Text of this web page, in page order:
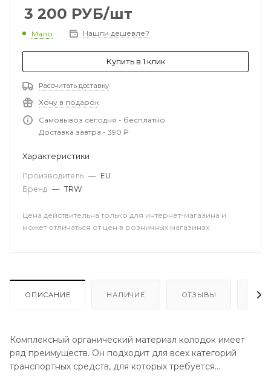
3 200 РУБ/шт
Мало Нашли дешевле?
Купить в 1 клик
Рассчитать доставку
Хочу в подарок
Самовывоз сегодня - бесплатно
Доставка завтра - 390 ₽
Характеристики
Производитель — EU
Бренд — TRW
Цена действительна только для интернет-магазина и
может отличаться от цен в розничных магазинах
ОПИСАНИЕ НАЛИЧИЕ ОТЗЫВЫ
Комплексный органический материал колодок имеет
ряд преимуществ. Он подходит для всех категорий
транспортных средств, для которых требуется